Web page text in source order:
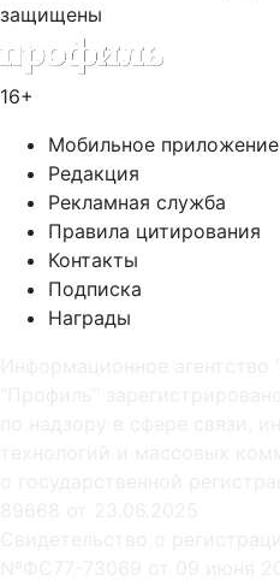
защищены
16+
Мобильное приложение
Редакция
Рекламная служба
Правила цитирования
Контакты
Подписка
Награды